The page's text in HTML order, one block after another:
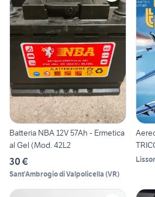
Batteria NBA 12V 57Ah - Ermetica
al Gel (Mod. 42L2
30 €
Sant'Ambrogio di Valpolicella (VR)